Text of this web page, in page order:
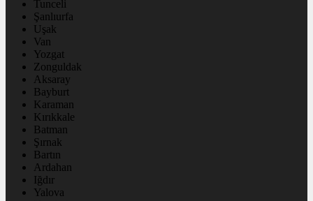
Tunceli
Şanlıurfa
Uşak
Van
Yozgat
Zonguldak
Aksaray
Bayburt
Karaman
Kırıkkale
Batman
Şırnak
Bartın
Ardahan
Iğdır
Yalova